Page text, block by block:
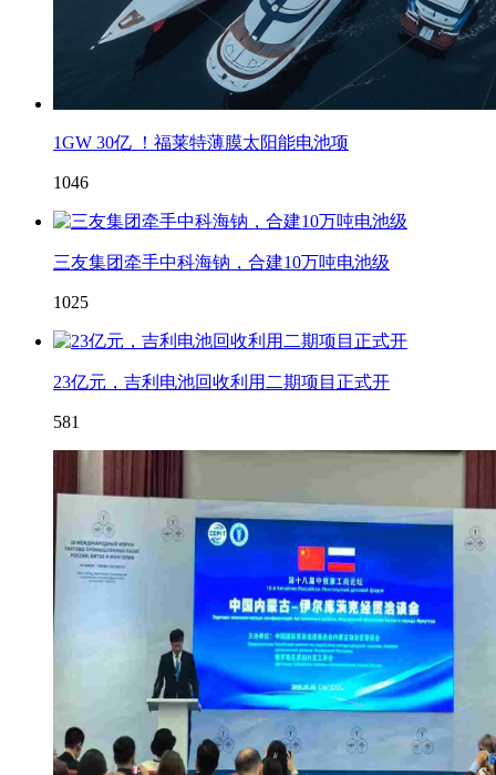
1GW 30亿 ！福莱特薄膜太阳能电池项
1046
三友集团牵手中科海钠，合建10万吨电池级
1025
23亿元，吉利电池回收利用二期项目正式开
581